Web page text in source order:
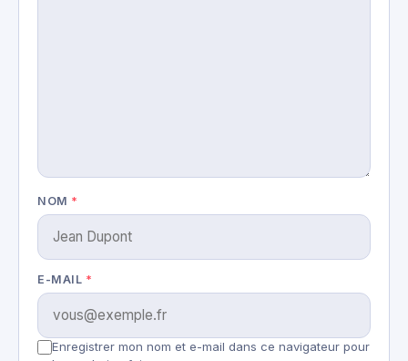
NOM *
E-MAIL *
Enregistrer mon nom et e-mail dans ce navigateur pour